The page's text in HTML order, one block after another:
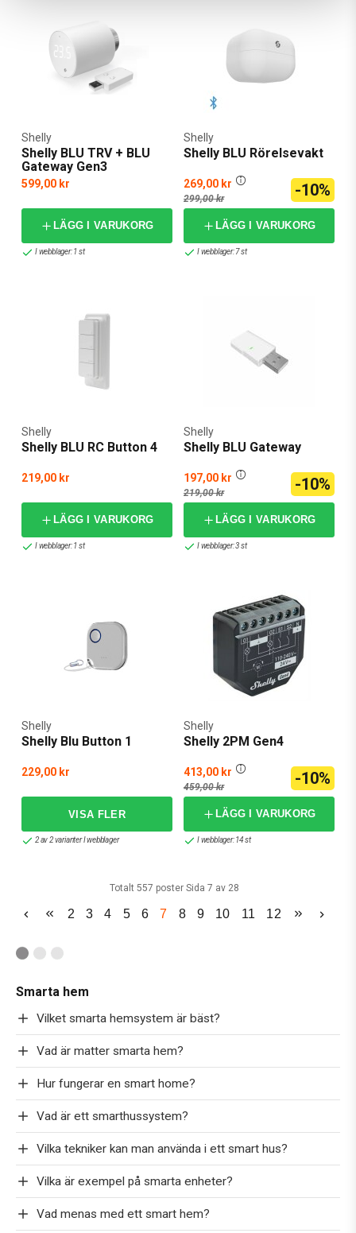
Shelly BLU TRV + BLU
Gateway Gen3
Shelly
599,00 kr
LÄGG I VARUKORG
I webblager: 1 st
Shelly BLU Rörelsevakt
Shelly
269,00 kr
299,00 kr -10%
LÄGG I VARUKORG
I webblager: 7 st
Shelly BLU RC Button 4
Shelly
219,00 kr
LÄGG I VARUKORG
I webblager: 1 st
Shelly BLU Gateway
Shelly
197,00 kr
219,00 kr -10%
LÄGG I VARUKORG
I webblager: 3 st
Shelly Blu Button 1
Shelly
229,00 kr
2 av 2 varianter I webblager
Shelly 2PM Gen4
Shelly
413,00 kr
459,00 kr -10%
LÄGG I VARUKORG
I webblager: 14 st
Totalt 557 poster Sida 7 av 28
2 3 4 5 6 7 8 9 10 11 12
Smarta hem
Vilket smarta hemsystem är bäst?
Vad är matter smarta hem?
Hur fungerar en smart home?
Vad är ett smarthussystem?
Vilka tekniker kan man använda i ett smart hus?
Vilka är exempel på smarta enheter?
Vad menas med ett smart hem?